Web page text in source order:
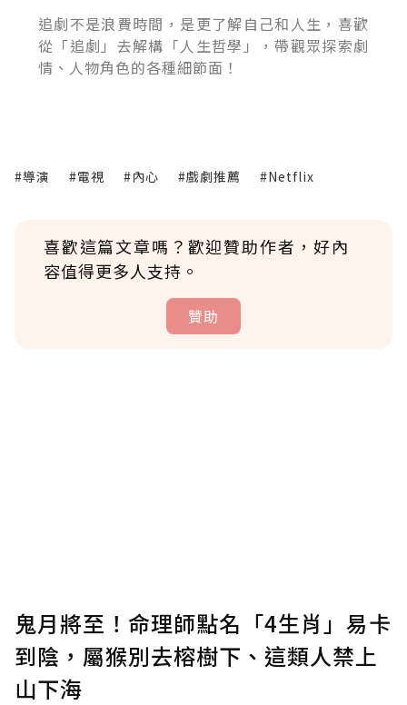
追劇不是浪費時間，是更了解自己和人生，喜歡
從「追劇」去解構「人生哲學」，帶觀眾探索劇
情、人物角色的各種細節面！
#導演 #電視 #內心 #戲劇推薦 #Netflix
喜歡這篇文章嗎？歡迎贊助作者，好內
容值得更多人支持。
贊助
確認送出
鬼月將至！命理師點名「4生肖」易卡
到陰，屬猴別去榕樹下、這類人禁上
山下海